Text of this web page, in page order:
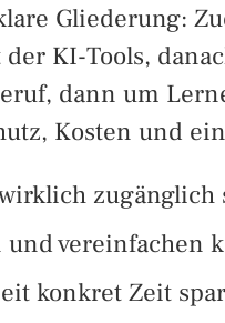
Gliederung:
KI-Tools,
dann um
Kosten und
zugänglich
vereinfachen
konkret Zeit